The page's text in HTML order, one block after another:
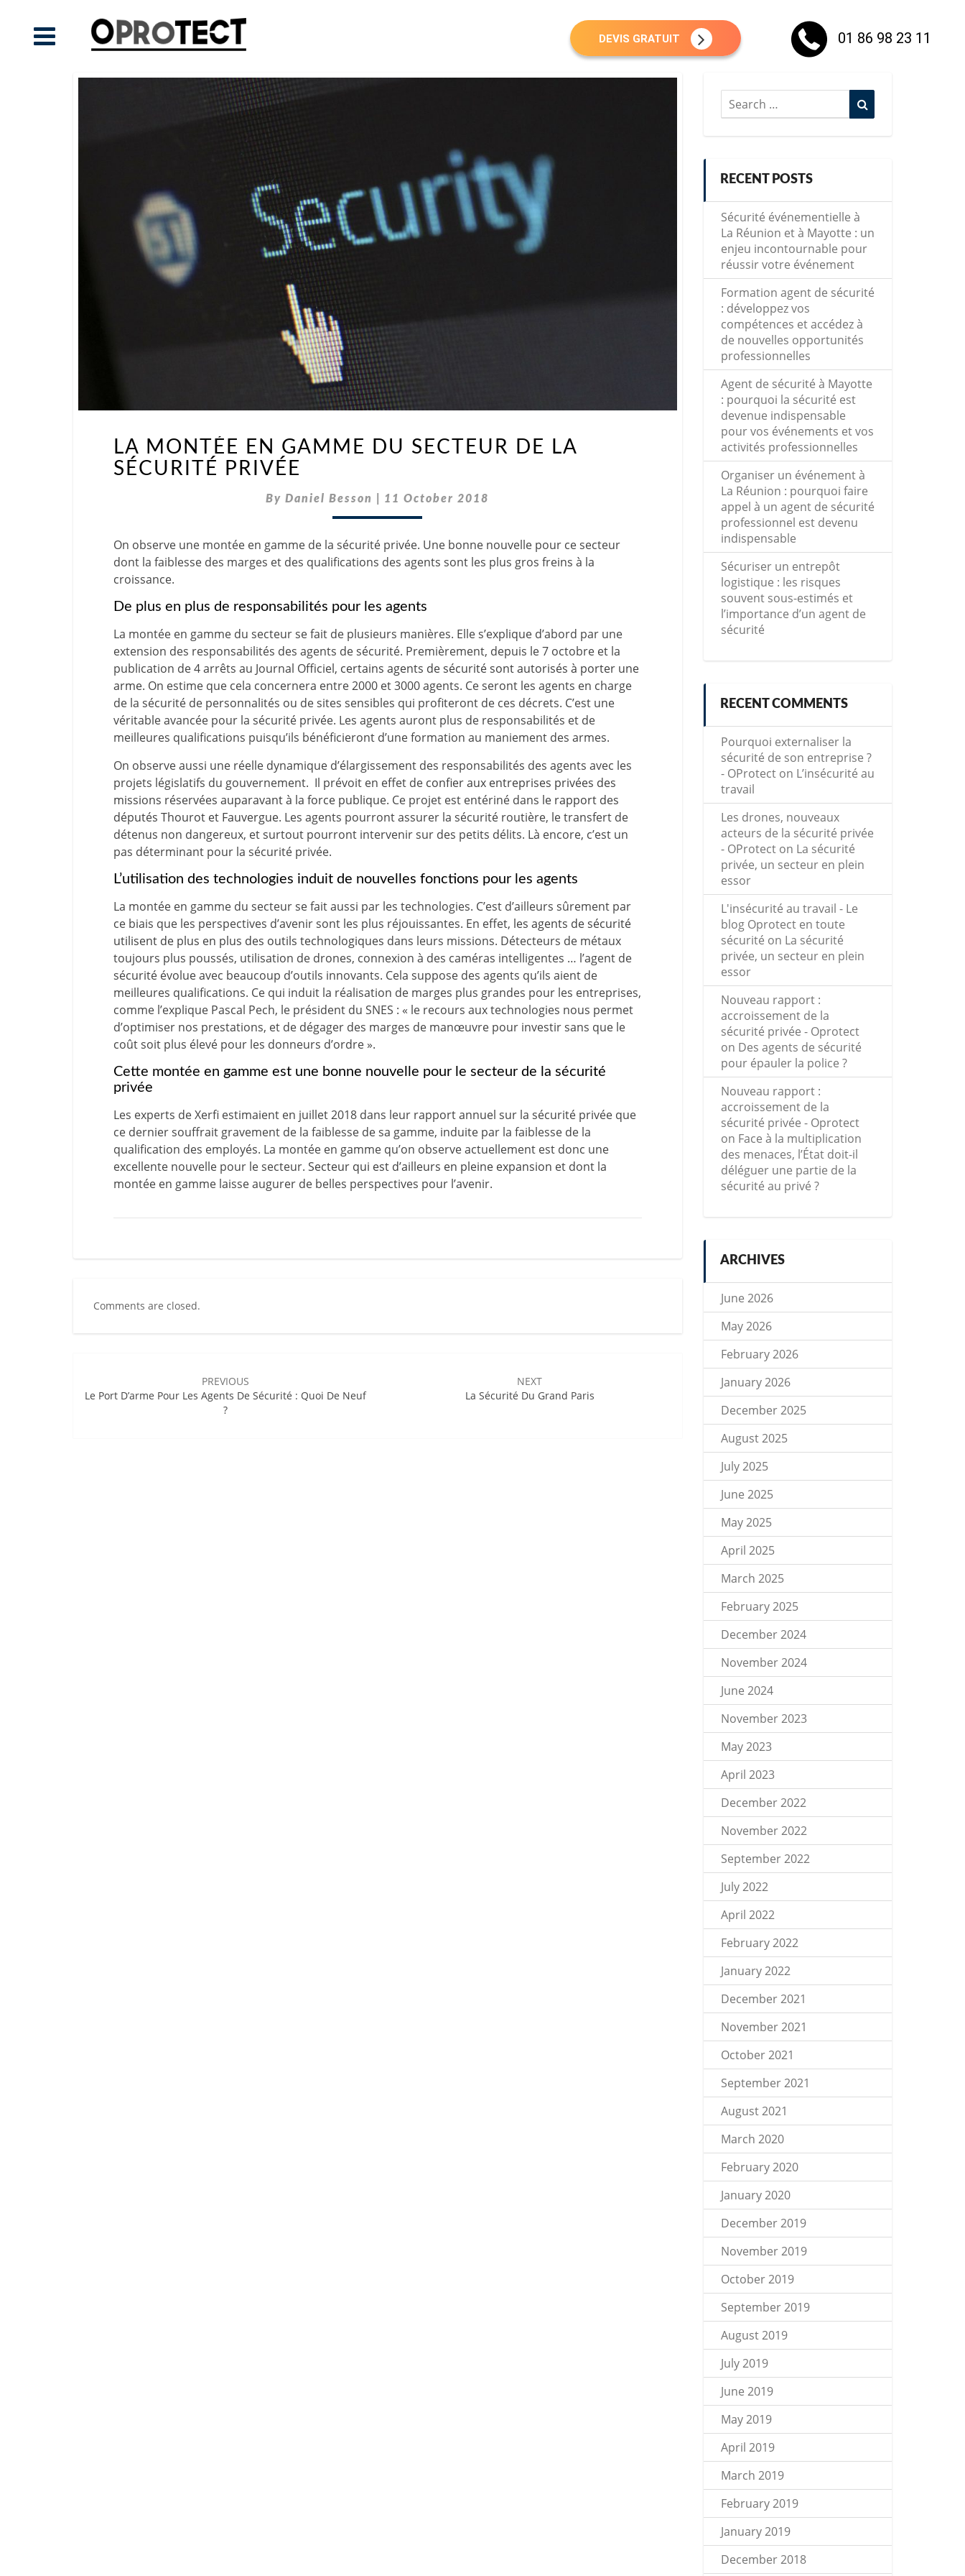
DEVIS GRATUIT 01 86 98 23 11
LA
MONTÉE
DU
SECTEUR
LA
SÉCURITÉ
PRIVÉE
LA MONTÉE EN GAMME DU SECTEUR DE LA
SÉCURITÉ PRIVÉE
ByDaniel Besson 11 October 2018
On observe une montée en gamme de la sécurité privée. Une bonne nouvelle pour ce secteur
dont la faiblesse des marges et des qualifications des agents sont les plus gros freins à la
croissance.
De plus en plus de responsabilités pour les agents
La montée en gamme du secteur se fait de plusieurs manières. Elle s’explique d’abord par une
extension des responsabilités des agents de sécurité. Premièrement, depuis le 7 octobre et la
publication de 4 arrêts au Journal Officiel, certains agents de sécurité sont autorisés à porter une
arme. On estime que cela concernera entre 2000 et 3000 agents. Ce seront les agents en charge
de la sécurité de personnalités ou de sites sensibles qui profiteront de ces décrets. C’est une
véritable avancée pour la sécurité privée. Les agents auront plus de responsabilités et de
meilleures qualifications puisqu’ils bénéficieront d’une formation au maniement des armes.
On observe aussi une réelle dynamique d’élargissement des responsabilités des agents avec les
projets législatifs du gouvernement. Il prévoit en effet de confier aux entreprises privées des
missions réservées auparavant à la force publique. Ce projet est entériné dans le rapport des
députés Thourot et Fauvergue. Les agents pourront assurer la sécurité routière, le transfert de
détenus non dangereux, et surtout pourront intervenir sur des petits délits. Là encore, c’est un
pas déterminant pour la sécurité privée.
L’utilisation des technologies induit de nouvelles fonctions pour les agents
La montée en gamme du secteur se fait aussi par les technologies. C’est d’ailleurs sûrement par
ce biais que les perspectives d’avenir sont les plus réjouissantes. En effet, les agents de sécurité
utilisent de plus en plus des outils technologiques dans leurs missions. Détecteurs de métaux
toujours plus poussés, utilisation de drones, connexion à des caméras intelligentes … l’agent de
sécurité évolue avec beaucoup d’outils innovants. Cela suppose des agents qu’ils aient de
meilleures qualifications. Ce qui induit la réalisation de marges plus grandes pour les entreprises,
comme l’explique Pascal Pech, le président du SNES : « le recours aux technologies nous permet
d’optimiser nos prestations, et de dégager des marges de manœuvre pour investir sans que le
coût soit plus élevé pour les donneurs d’ordre ».
Cette montée en gamme est une bonne nouvelle pour le secteur de la sécurité
privée
Les experts de Xerfi estimaient en juillet 2018 dans leur rapport annuel sur la sécurité privée que
ce dernier souffrait gravement de la faiblesse de sa gamme, induite par la faiblesse de la
qualification des employés. La montée en gamme qu’on observe actuellement est donc une
excellente nouvelle pour le secteur. Secteur qui est d’ailleurs en pleine expansion et dont la
montée en gamme laisse augurer de belles perspectives pour l’avenir.
Comments are closed.
PREVIOUS
Le Port D’arme Pour Les Agents De Sécurité : Quoi De Neuf
?
NEXT
La Sécurité Du Grand Paris
Search
for:
RECENT POSTS
Sécurité événementielle à
La Réunion et à Mayotte : un
enjeu incontournable pour
réussir votre événement
Formation agent de sécurité
: développez vos
compétences et accédez à
de nouvelles opportunités
professionnelles
Agent de sécurité à Mayotte
: pourquoi la sécurité est
devenue indispensable
pour vos événements et vos
activités professionnelles
Organiser un événement à
La Réunion : pourquoi faire
appel à un agent de sécurité
professionnel est devenu
indispensable
Sécuriser un entrepôt
logistique : les risques
souvent sous-estimés et
l’importance d’un agent de
sécurité
RECENT COMMENTS
Pourquoi externaliser la
sécurité de son entreprise ?
- OProtecton L’insécurité au
travail
Les drones, nouveaux
acteurs de la sécurité privée
- OProtecton La sécurité
privée, un secteur en plein
essor
L'insécurité au travail - Le
blog Oprotect en toute
sécurité on La sécurité
privée, un secteur en plein
essor
Nouveau rapport :
accroissement de la
sécurité privée - Oprotect
on Des agents de sécurité
pour épauler la police ?
Nouveau rapport :
accroissement de la
sécurité privée - Oprotect
on Face à la multiplication
des menaces, l’État doit-il
déléguer une partie de la
sécurité au privé ?
ARCHIVES
June 2026
May 2026
February 2026
January 2026
December 2025
August 2025
July 2025
June 2025
May 2025
April 2025
March 2025
February 2025
December 2024
November 2024
June 2024
November 2023
May 2023
April 2023
December 2022
November 2022
September 2022
July 2022
April 2022
February 2022
January 2022
December 2021
November 2021
October 2021
September 2021
August 2021
March 2020
February 2020
January 2020
December 2019
November 2019
October 2019
September 2019
August 2019
July 2019
June 2019
May 2019
April 2019
March 2019
February 2019
January 2019
December 2018